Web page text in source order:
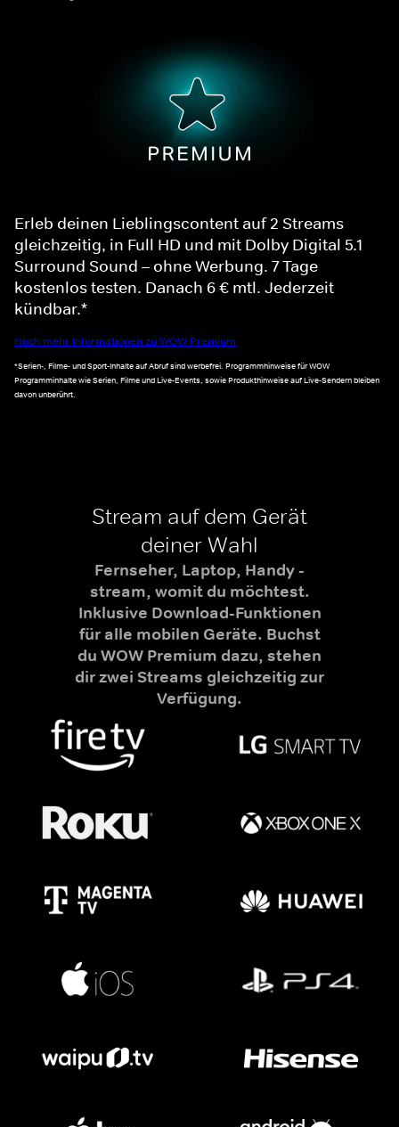
Erleb deinen Lieblingscontent auf 2 Streams
gleichzeitig, in Full HD und mit Dolby Digital 5.1
Surround Sound – ohne Werbung. 7 Tage
kostenlos testen. Danach 6 € mtl. Jederzeit
kündbar.*
Noch mehr Informationen zu WOW Premium
*Serien-, Filme- und Sport-Inhalte auf Abruf sind werbefrei. Programmhinweise für WOW
Programminhalte wie Serien, Filme und Live-Events, sowie Produkthinweise auf Live-Sendern bleiben
davon unberührt.
Stream auf dem Gerät
deiner Wahl
Fernseher, Laptop, Handy -
stream, womit du möchtest.
Inklusive Download-Funktionen
für alle mobilen Geräte. Buchst
du WOW Premium dazu, stehen
dir zwei Streams gleichzeitig zur
Verfügung.